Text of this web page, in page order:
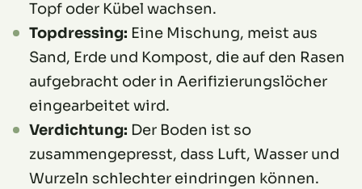
Topf oder Kübel wachsen.
Topdressing: Eine Mischung, meist aus
Sand, Erde und Kompost, die auf den Rasen
aufgebracht oder in Aerifizierungslöcher
eingearbeitet wird.
Verdichtung: Der Boden ist so
zusammengepresst, dass Luft, Wasser und
Wurzeln schlechter eindringen können.